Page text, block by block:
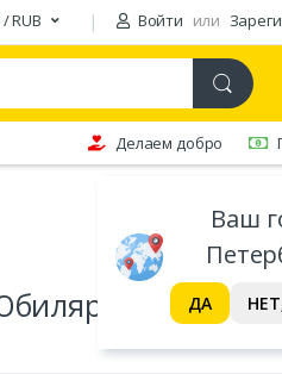
RUB Войти или
Ваш
ДА
Делаем добро